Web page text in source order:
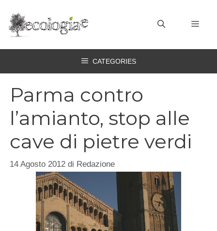
contenuto
CATEGORIES
Parma contro
l’amianto, stop alle
cave di pietre verdi
14 Agosto 2012 di Redazione